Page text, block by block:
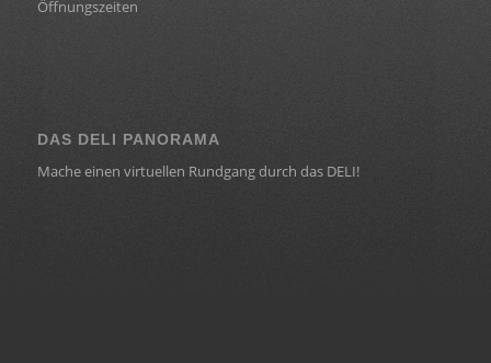
Öffnungszeiten
DAS DELI PANORAMA
Mache einen virtuellen Rundgang durch das DELI!